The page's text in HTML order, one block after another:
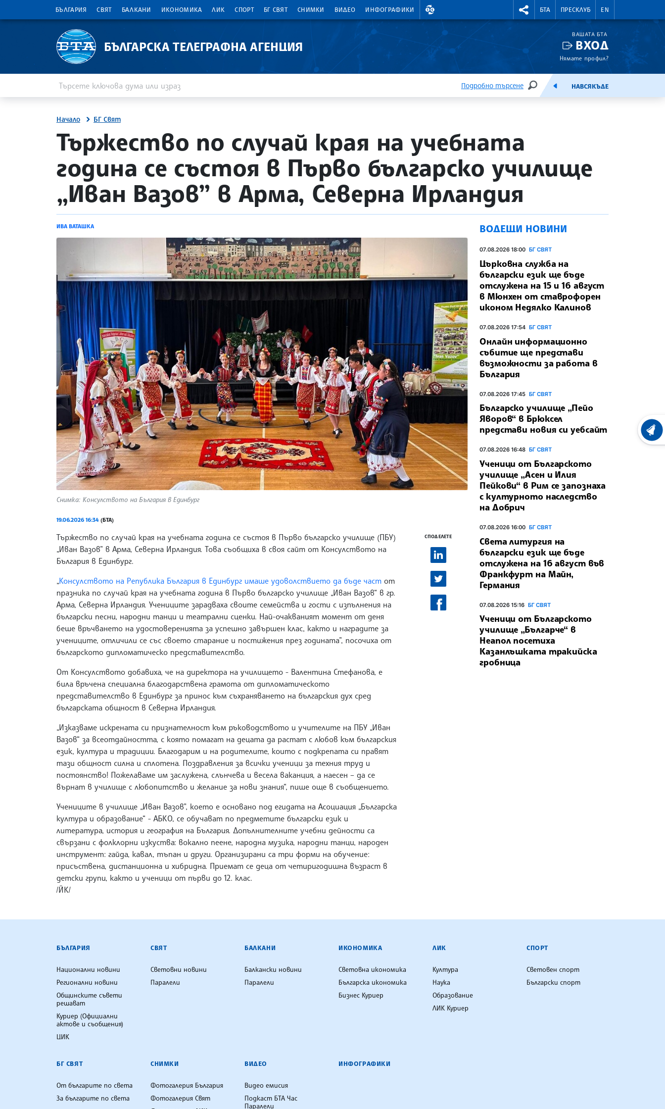
БЪЛГАРИЯ СВЯТ БАЛКАНИ ИКОНОМИКА ЛИК СПОРТ БГ СВЯТ СНИМКИ ВИДЕО ИНФОГРАФИКИ
ВАЛУТНИ КУРСОВЕ RIGHTMENU.SOCIAL
БТА ПРЕСКЛУБ EN
БЪЛГАРСКА ТЕЛЕГРАФНА АГЕНЦИЯ
ВАШАТА БТА
ВХОД
Нямате профил?
Подробно търсене
ТЪРСЕНЕЕМИСИЯНАВСЯКЪДЕ
Начало БГ Свят
site.bta
Тържество по случай края на учебната
година се състоя в Първо българско училище
„Иван Вазов” в Арма, Северна Ирландия
ИВА ВАТАШКА
Снимка: Консулството на България в Единбург
19.06.2026 16:34 (БТА)
Тържество по случай края на учебната година се състоя в Първо българско училище (ПБУ)
„Иван Вазов” в Арма, Северна Ирландия. Това съобщиха в своя сайт от Консулството на
България в Единбург.
„Консулството на Република България в Единбург имаше удоволствието да бъде част от
празника по случай края на учебната година в Първо българско училище „Иван Вазов“ в гр.
Арма, Северна Ирландия. Учениците зарадваха своите семейства и гости с изпълнения на
български песни, народни танци и театрални сценки. Най-очакваният момент от деня
беше връчването на удостоверенията за успешно завършен клас, както и наградите за
учениците, отличили се със своето старание и постижения през годината”, посочиха от
българското дипломатическо представителство.
От Консулството добавиха, че на директора на училището - Валентина Стефанова, е
била връчена специална благодарствена грамота от дипломатическото
представителство в Единбург за принос към съхраняването на българския дух сред
българската общност в Северна Ирландия.
„Изказваме искрената си признателност към ръководството и учителите на ПБУ „Иван
Вазов“ за всеотдайността, с която помагат на децата да растат с любов към българския
език, култура и традиции. Благодарим и на родителите, които с подкрепата си правят
тази общност силна и сплотена. Поздравления за всички ученици за техния труд и
постоянство! Пожелаваме им заслужена, слънчева и весела ваканция, а наесен – да се
върнат в училище с любопитство и желание за нови знания“, пише още в съобщението.
Учениците в училище „Иван Вазов”, което е основано под егидата на Асоциация „Българска
култура и образование“ - АБКО, се обучават по предметите български език и
литература, история и география на България. Допълнителните учебни дейности са
свързани с фолклорни изкуства: вокално пеене, народна музика, народни танци, народен
инструмент: гайда, кавал, тъпан и други. Организирани са три форми на обучение:
присъствена, дистанционна и хибридна. Приемат се деца от четиригодишна възраст в
детски групи, както и ученици от първи до 12. клас.
/ЙК/
СПОДЕЛЕТЕ
ВОДЕЩИ НОВИНИ
07.08.2026 18:00 БГ СВЯТ
Църковна служба на
български език ще бъде
отслужена на 15 и 16 август
в Мюнхен от ставрофорен
иконом Недялко Калинов
07.08.2026 17:54 БГ СВЯТ
Онлайн информационно
събитие ще представи
възможности за работа в
България
07.08.2026 17:45 БГ СВЯТ
Българско училище „Пейо
Яворов“ в Брюксел
представи новия си уебсайт
07.08.2026 16:48 БГ СВЯТ
Ученици от Българското
училище „Асен и Илия
Пейкови“ в Рим се запознаха
с културното наследство
на Добрич
07.08.2026 16:00 БГ СВЯТ
Света литургия на
български език ще бъде
отслужена на 16 август във
Франкфурт на Майн,
Германия
07.08.2026 15:16 БГ СВЯТ
Ученици от Българското
училище „Българче“ в
Неапол посетиха
Казанлъшката тракийска
гробница
БЪЛГАРСКА ТЕЛЕГРАФНА АГЕНЦИЯ
БЪЛГАРИЯ
Национални новини
Регионални новини
Общинските съвети
решават
Куриер (Официални
актове и съобщения)
ЦИК
СВЯТ
Световни новини
Паралели
БАЛКАНИ
Балкански новини
Паралели
ИКОНОМИКА
Световна икономика
Българска икономика
Бизнес Куриер
ЛИК
Култура
Наука
Образование
ЛИК Куриер
СПОРТ
Световен спорт
Български спорт
БГ СВЯТ
От българите по света
За българите по света
СНИМКИ
Фотогалерия България
Фотогалерия Свят
ВИДЕО
Видео емисия
Подкаст БТА Час
Паралели
ИНФОГРАФИКИ